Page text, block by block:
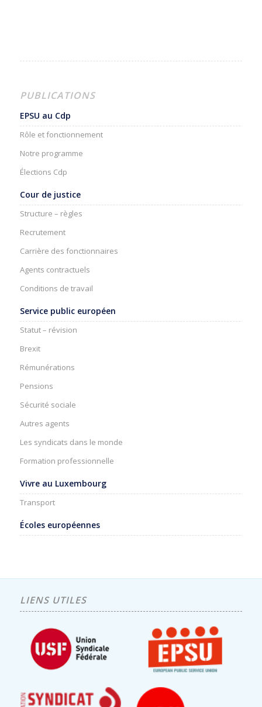
PUBLICATIONS
EPSU au Cdp
Rôle et fonctionnement
Notre programme
Élections Cdp
Cour de justice
Structure – règles
Recrutement
Carrière des fonctionnaires
Agents contractuels
Conditions de travail
Service public européen
Statut – révision
Brexit
Rémunérations
Pensions
Sécurité sociale
Autres agents
Les syndicats dans le monde
Formation professionnelle
Vivre au Luxembourg
Transport
Écoles européennes
LIENS UTILES